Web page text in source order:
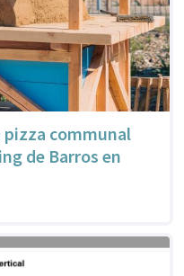
pizza communal
de Barros en